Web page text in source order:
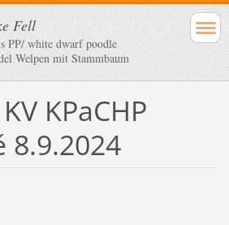
Fell
PP/ white dwarf poodle
Welpen mit Stammbaum
KPaCHP
8.9.2024